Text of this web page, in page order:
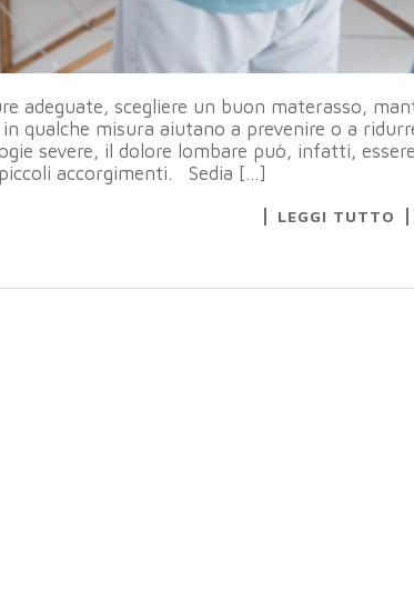
adeguate, scegliere un buon materasso,
qualche misura aiutano a prevenire o a
severe, il dolore lombare può, infatti,
accorgimenti. Sedia […]
LEGGI TUTTO